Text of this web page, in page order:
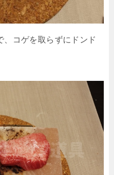
、コゲを取らずにドンド